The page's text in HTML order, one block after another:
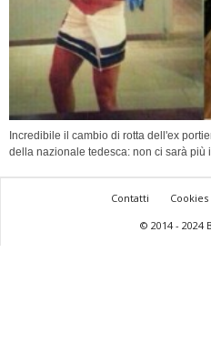
Incredibile il cambio di rotta dell'ex
della nazionale tedesca: non ci sarà più
Contatti Cookies
© 2014 - 2024